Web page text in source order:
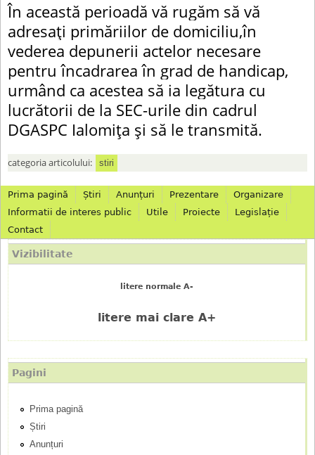
În această perioadă vă rugăm să vă
adresați primăriilor de domiciliu,în
vederea depunerii actelor necesare
pentru încadrarea în grad de handicap,
urmând ca acestea să ia legătura cu
lucrătorii de la SEC-urile din cadrul
DGASPC Ialomița și să le transmită.
categoria articolului: stiri
M
e
n
i
u
p
r
i
n
Prima pagină Știri Anunțuri Prezentare
Organizare
Informatii de interes public
Utile Proiecte
Legislație
Contact
Vizibilitate
litere normale A-
litere mai clare A+
Pagini
Prima pagină
Știri
Anunțuri